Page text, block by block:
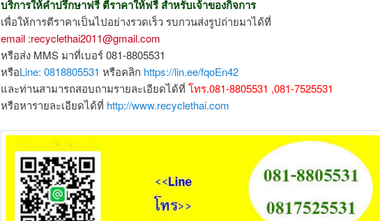
บริการให้คำปรึกษาฟรี ตีราคาให้ฟรี สำหรับเจ้าของกิจการ
เพื่อให้การตีราคาเป็นไปอย่างรวดเร็ว รบกวนส่งรูปถ่ายมาได้ที่
email :recyclethai2011@gmail.com
หรือส่ง MMS มาที่เบอร์ 081-8805531
หรือLine: 0818805531 หรือคลิก https://lin.ee/fqoEn42
และท่านสามารถสอบถามรายละเอียดได้ที่ โทร.081-8805531 ,081-7525531
หรือหารายละเอียดได้ที่ http://www.recyclethai.com